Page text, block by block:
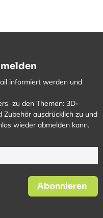
informiert werden und
zu den Themen: 3D-
Zubehör ausdrücklich zu und
wieder abmelden kann.
Abonnieren